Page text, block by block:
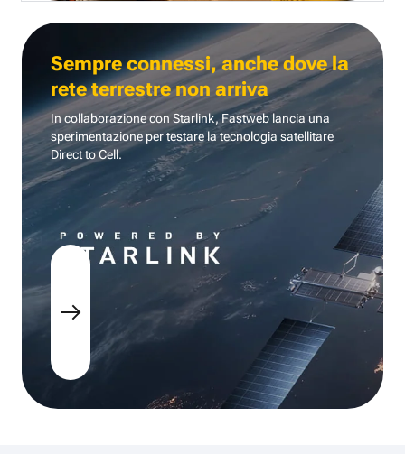
Sempre connessi, anche dove la
rete terrestre non arriva
In collaborazione con Starlink, Fastweb lancia una
sperimentazione per testare la tecnologia satellitare
Direct to Cell.